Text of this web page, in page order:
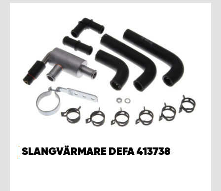
SLANGVÄRMARE DEFA 413738